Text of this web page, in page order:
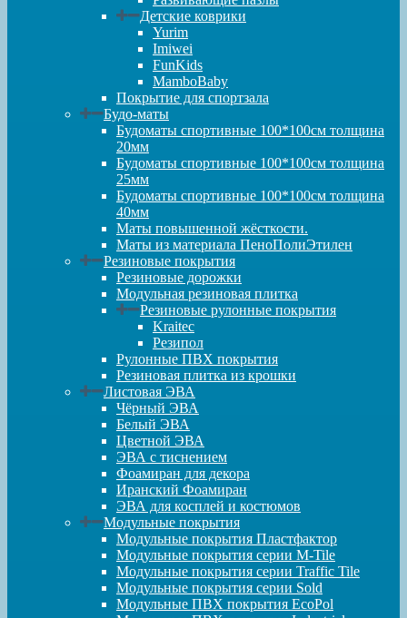
Детские коврики
Yurim
Imiwei
FunKids
MamboBaby
Покрытие для спортзала
Будо-маты
Будоматы спортивные 100*100см толщина
20мм
Будоматы спортивные 100*100см толщина
25мм
Будоматы спортивные 100*100см толщина
40мм
Маты повышенной жёсткости.
Маты из материала ПеноПолиЭтилен
Резиновые покрытия
Резиновые дорожки
Модульная резиновая плитка
Резиновые рулонные покрытия
Kraitec
Резипол
Рулонные ПВХ покрытия
Резиновая плитка из крошки
Листовая ЭВА
Чёрный ЭВА
Белый ЭВА
Цветной ЭВА
ЭВА с тиснением
Фоамиран для декора
Иранский Фоамиран
ЭВА для косплей и костюмов
Модульные покрытия
Модульные покрытия Пластфактор
Модульные покрытия серии M-Tile
Модульные покрытия серии Traffic Tile
Модульные покрытия серии Sold
Модульные ПВХ покрытия EcoPol